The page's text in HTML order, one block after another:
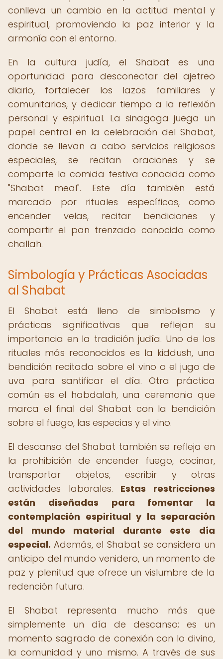
conlleva un cambio en la actitud mental y
espiritual, promoviendo la paz interior y la
armonía con el entorno.
En la cultura judía, el Shabat es una
oportunidad para desconectar del ajetreo
diario, fortalecer los lazos familiares y
comunitarios, y dedicar tiempo a la reflexión
personal y espiritual. La sinagoga juega un
papel central en la celebración del Shabat,
donde se llevan a cabo servicios religiosos
especiales, se recitan oraciones y se
comparte la comida festiva conocida como
"Shabat meal". Este día también está
marcado por rituales específicos, como
encender velas, recitar bendiciones y
compartir el pan trenzado conocido como
challah.
Simbología y Prácticas Asociadas
al Shabat
El Shabat está lleno de simbolismo y
prácticas significativas que reflejan su
importancia en la tradición judía. Uno de los
rituales más reconocidos es la kiddush, una
bendición recitada sobre el vino o el jugo de
uva para santificar el día. Otra práctica
común es el habdalah, una ceremonia que
marca el final del Shabat con la bendición
sobre el fuego, las especias y el vino.
El descanso del Shabat también se refleja en
la prohibición de encender fuego, cocinar,
transportar objetos, escribir y otras
actividades laborales. Estas restricciones
están diseñadas para fomentar la
contemplación espiritual y la separación
del mundo material durante este día
especial. Además, el Shabat se considera un
anticipo del mundo venidero, un momento de
paz y plenitud que ofrece un vislumbre de la
redención futura.
El Shabat representa mucho más que
simplemente un día de descanso; es un
momento sagrado de conexión con lo divino,
la comunidad y uno mismo. A través de sus